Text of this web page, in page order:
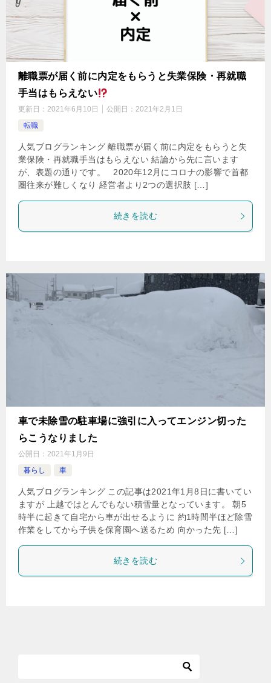
離職票が届く前に内定をもらうと失業保険・再就職
手当はもらえない
更新日： 2021年6月10日 公開日： 2021年2月1日
転職
人気ブログランキング 離職票が届く前に内定をもらうと失
業保険・再就職手当はもらえない 結論から先に言います
が、表題の通りです。 2020年12月にコロナの影響で首都
圏往来が難しくなり 経営者より2つの選択肢 […]
続きを読む
車で未除雪の駐車場に強引に入ってエンジン切った
らこうなりました
公開日： 2021年1月9日
暮らし
車
人気ブログランキング この記事は2021年1月8日に書いてい
ますが 上越ではとんでもない積雪量となっています。 朝5
時半に起きて自宅から車が出せるように 約1時間半ほど除雪
作業をしてから子供を保育園へ送るため 向かった先 […]
続きを読む